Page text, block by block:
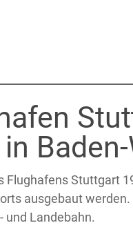
Flughafens Stuttgart
ausgebaut
und Landebahn.